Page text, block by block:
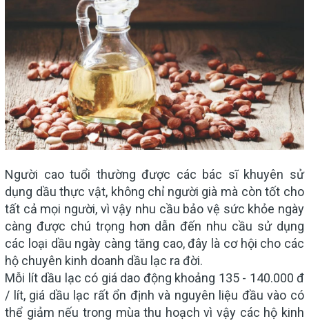
Người cao tuổi thường được các bác sĩ khuyên sử
dụng dầu thực vật, không chỉ người già mà còn tốt cho
tất cả mọi người, vì vậy nhu cầu bảo vệ sức khỏe ngày
càng được chú trọng hơn dẫn đến nhu cầu sử dụng
các loại dầu ngày càng tăng cao, đây là cơ hội cho các
hộ chuyên kinh doanh dầu lạc ra đời.
Mỗi lít dầu lạc có giá dao động khoảng 135 - 140.000 đ
/ lít, giá dầu lạc rất ổn định và nguyên liệu đầu vào có
thể giảm nếu trong mùa thu hoạch vì vậy các hộ kinh